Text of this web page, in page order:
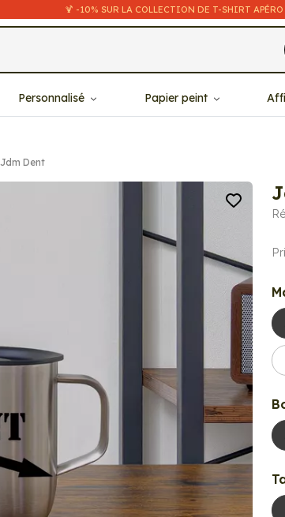
🍹 -10% SUR LA COLLECTION DE T-SHIRT APÉRO
Personnalisé Papier peint
Jdm Dent